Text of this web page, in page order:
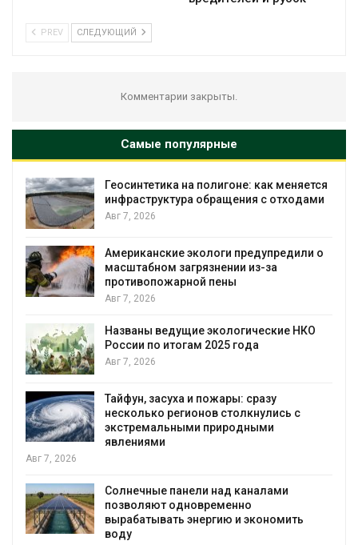
PREV СЛЕДУЮЩИЙ
Комментарии закрыты.
Самые популярные
Геосинтетика на полигоне: как меняется
инфраструктура обращения с отходами
Авг 7, 2026
Американские экологи предупредили о
масштабном загрязнении из-за
противопожарной пены
Авг 7, 2026
Названы ведущие экологические НКО
России по итогам 2025 года
Авг 7, 2026
Тайфун, засуха и пожары: сразу
несколько регионов столкнулись с
экстремальными природными
явлениями
Солнечные панели над каналами
позволяют одновременно
вырабатывать энергию и экономить
воду